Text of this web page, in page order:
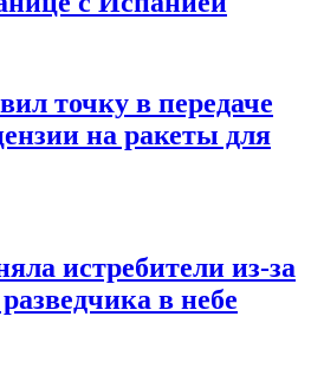
точку в передаче
на ракеты для
истребители из-за
в небе